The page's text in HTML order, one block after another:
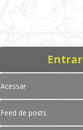
Entrar
Acessar
Feed de posts